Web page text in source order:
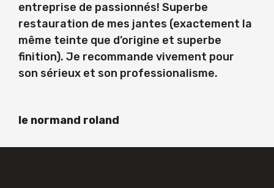
entreprise de passionnés! Superbe
restauration de mes jantes (exactement la
même teinte que d’origine et superbe
finition). Je recommande vivement pour
son sérieux et son professionalisme.
le normand roland